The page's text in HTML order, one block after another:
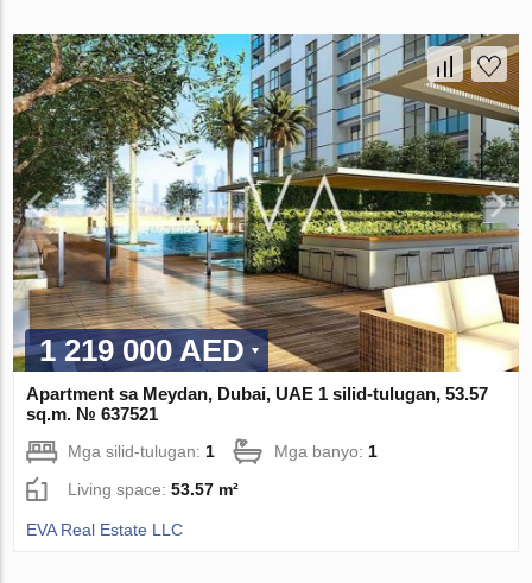
1 219 000 AED
Apartment sa Meydan, Dubai, UAE 1 silid-tulugan, 53.57
sq.m. № 637521
Mga silid-tulugan: 1 Mga banyo: 1
Living space:53.57 m²
EVA Real Estate LLC